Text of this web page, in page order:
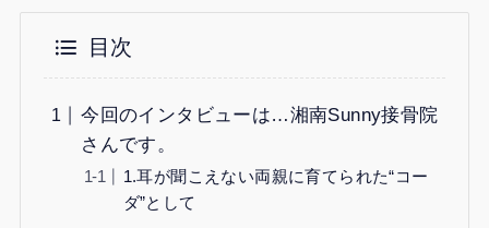
目次
今回のインタビューは…湘南Sunny接骨院
さんです。
1.耳が聞こえない両親に育てられた“コー
ダ”として